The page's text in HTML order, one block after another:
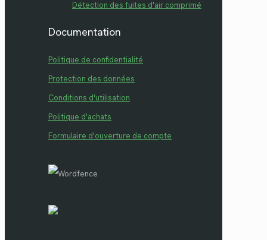
Détection des fuites d'air comprimé
Documentation
Politique de confidentialité
Protection des données
Conditions d'utilisation
Politique d'achats
Formulaire d'ouverture de compte